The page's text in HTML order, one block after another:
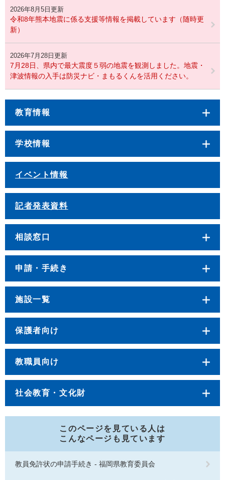
2026年8月5日更新
令和8年熊本地震に係る支援等情報を掲載しています（随時更
新）
2026年7月28日更新
7月28日、県内で最大震度５弱の地震を観測しました。地震・
津波情報の入手は防災ナビ・まもるくんを活用ください。
教育情報
学校情報
イベント情報
記者発表資料
相談窓口
申請・手続き
施設一覧
保護者向け
教職員向け
社会教育・文化財
このページを見ている人は
こんなページも見ています
教員免許状の申請手続き - 福岡県教育委員会